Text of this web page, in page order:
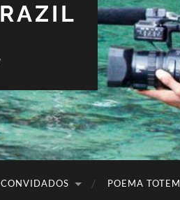
CONVIDADOS POEMA TOTEM